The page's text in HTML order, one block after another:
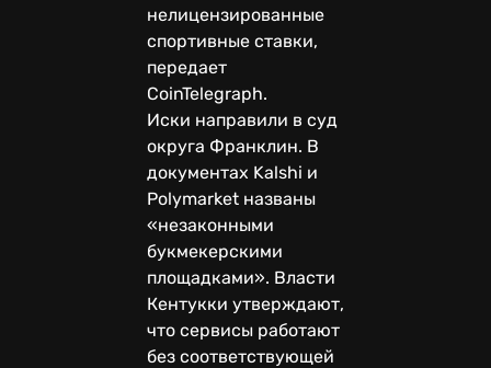
нелицензированные
спортивные ставки,
передает
CoinTelegraph.
Иски направили в суд
округа Франклин. В
документах Kalshi и
Polymarket названы
«незаконными
букмекерскими
площадками». Власти
Кентукки утверждают,
что сервисы работают
без соответствующей